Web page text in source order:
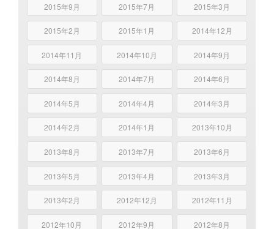
2015年9月 2015年7月 2015年3月
2015年2月 2015年1月 2014年12月
2014年11月 2014年10月 2014年9月
2014年8月 2014年7月 2014年6月
2014年5月 2014年4月 2014年3月
2014年2月 2014年1月 2013年10月
2013年8月 2013年7月 2013年6月
2013年5月 2013年4月 2013年3月
2013年2月 2012年12月 2012年11月
2012年10月 2012年9月 2012年8月